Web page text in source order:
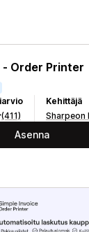
Order Printer
(411)
Kehittäjä
Sharpeon
Asenna